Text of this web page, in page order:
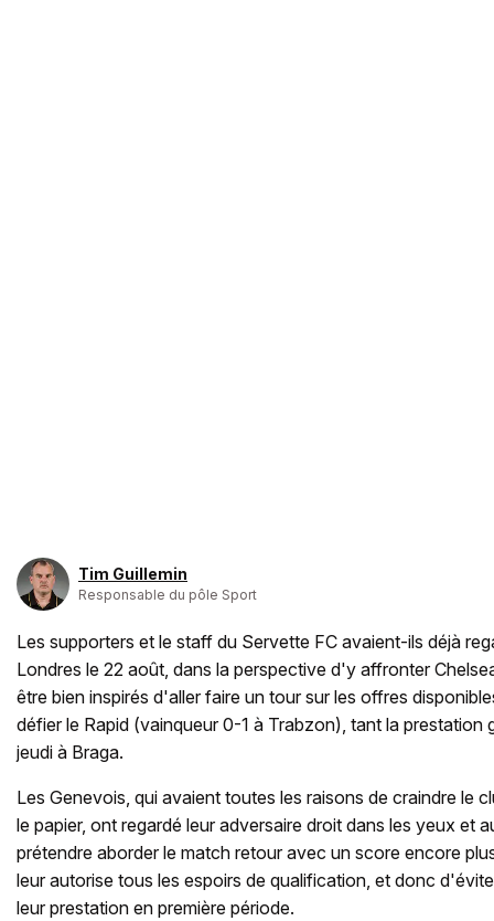
Tim Guillemin
Responsable du pôle Sport
Les supporters et le staff du Servette FC avaient-ils déjà
Londres le 22 août, dans la perspective d'y affronter
être bien inspirés d'aller faire un tour sur les offres
défier le Rapid (vainqueur 0-1 à Trabzon), tant la prestation
jeudi à Braga.
Les Genevois, qui avaient toutes les raisons de craindre le
le papier, ont regardé leur adversaire droit dans les yeux et
prétendre aborder le match retour avec un score encore
leur autorise tous les espoirs de qualification, et donc
leur prestation en première période.